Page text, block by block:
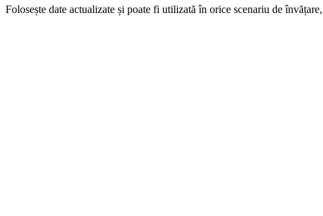
Folosește date actualizate și poate fi utilizată în orice scenariu de